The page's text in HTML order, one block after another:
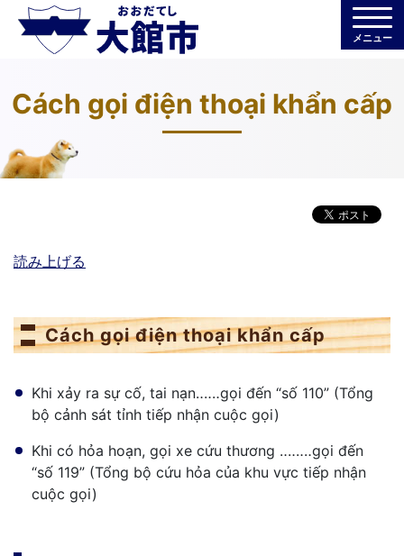
メニュー
Cách gọi điện thoại khẩn cấp
読み上げる
Cách gọi điện thoại khẩn cấp
Khi xảy ra sự cố, tai nạn‥‥‥gọi đến “số 110” (Tổng
bộ cảnh sát tỉnh tiếp nhận cuộc gọi)
Khi có hỏa hoạn, gọi xe cứu thương ‥‥‥‥gọi đến
“số 119” (Tổng bộ cứu hỏa của khu vực tiếp nhận
cuộc gọi)